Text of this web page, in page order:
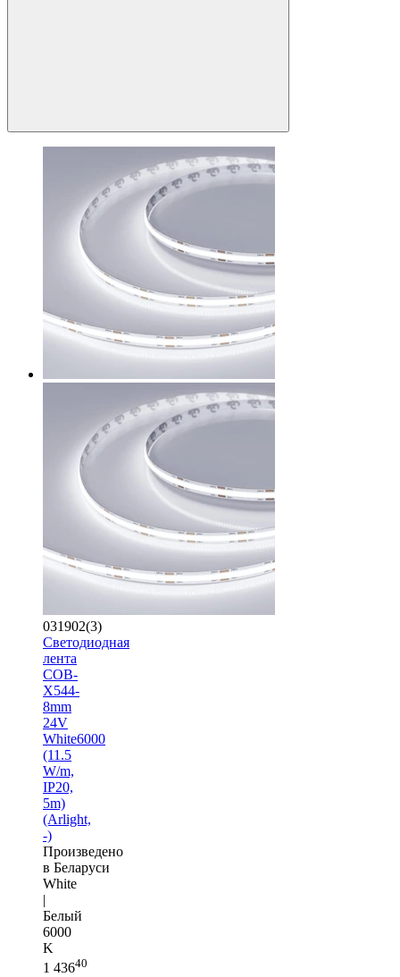
031902(3)
Светодиодная
лента
COB-
X544-
8mm
24V
White6000
(11.5
W/m,
IP20,
5m)
(Arlight,
-)
Произведено
в Беларуси
White
|
Белый
6000
K
1 43640